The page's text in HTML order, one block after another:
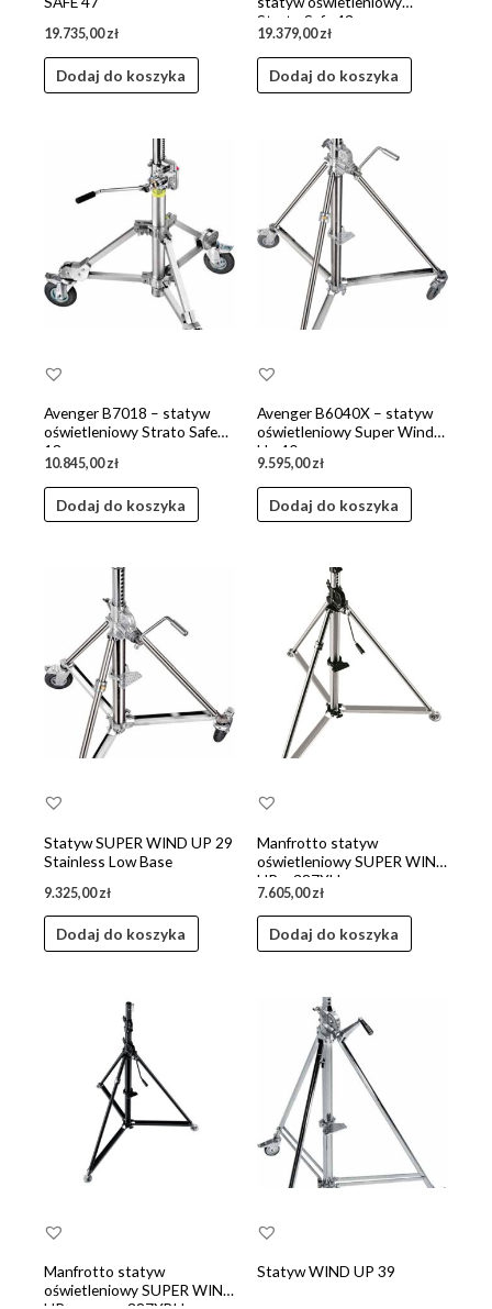
19.735,00zł
Dodaj do koszyka
Strato Safe 43
19.379,00zł
Dodaj do koszyka
Avenger B7018 – statyw
oświetleniowy Strato Safe
18
10.845,00zł
Dodaj do koszyka
Avenger B6040X – statyw
oświetleniowy Super Wind
Up 40
9.595,00zł
Dodaj do koszyka
Statyw SUPER WIND UP 29
Stainless Low Base
9.325,00zł
Dodaj do koszyka
Manfrotto statyw
oświetleniowy SUPER WIND
UP – 387XU
7.605,00zł
Dodaj do koszyka
Manfrotto statyw
oświetleniowy SUPER WIND
Statyw WIND UP 39